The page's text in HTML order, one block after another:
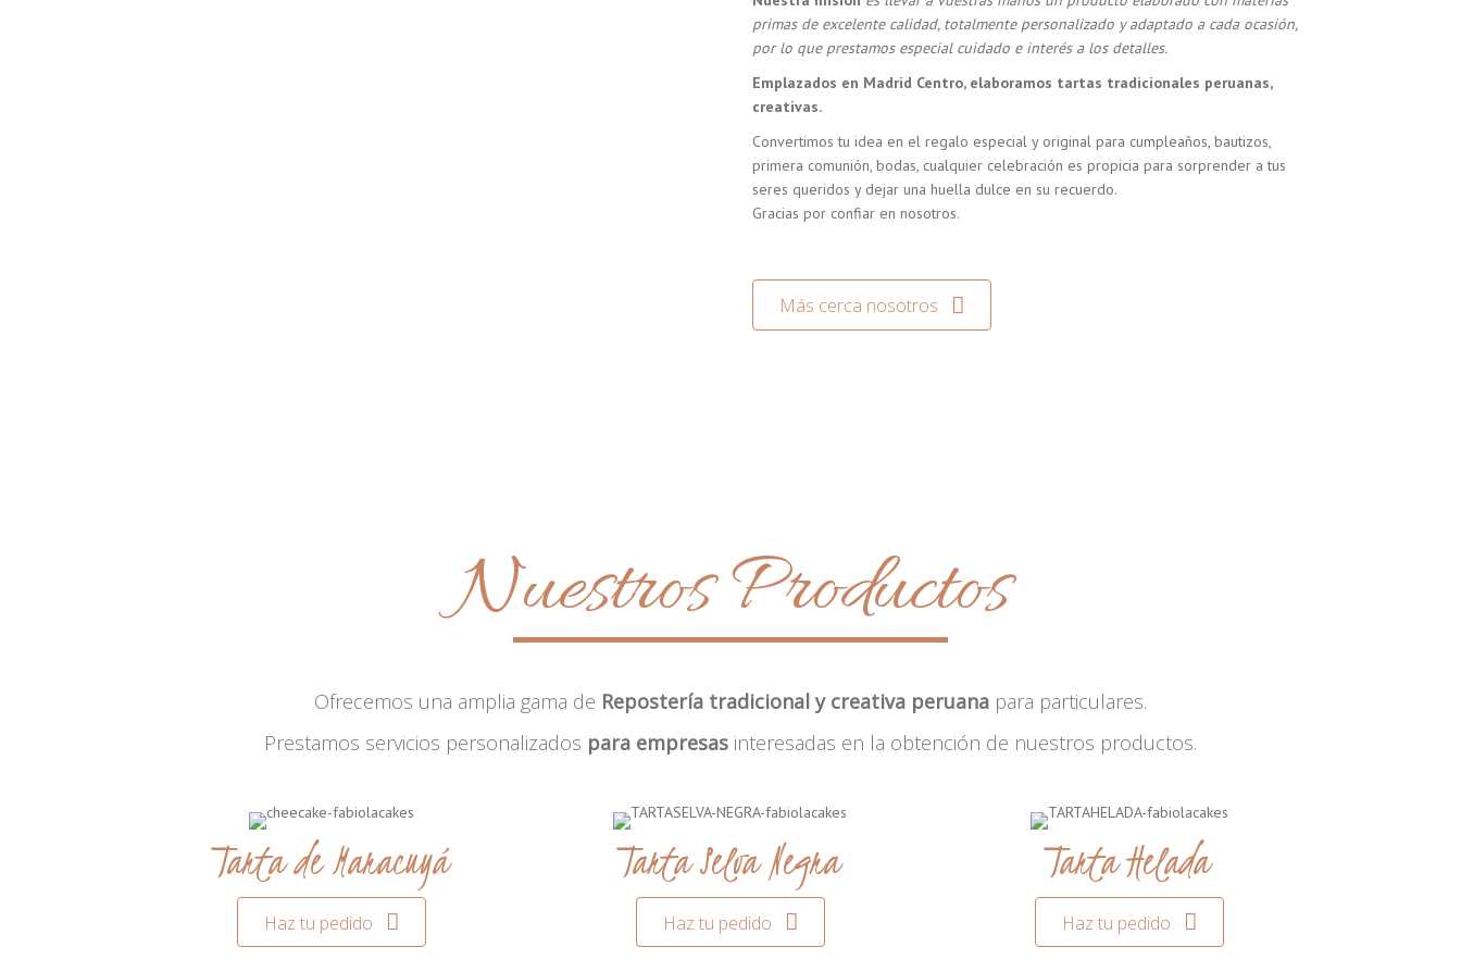
primas de excelente calidad, totalmente personalizado y adaptado a cada ocasión,
por lo que prestamos especial cuidado e interés a los detalles.
Emplazados en Madrid Centro, elaboramos tartas tradicionales peruanas,
creativas.
Convertimos tu idea en el regalo especial y original para cumpleaños, bautizos,
primera comunión, bodas, cualquier celebración es propicia para sorprender a tus
seres queridos y dejar una huella dulce en su recuerdo.
Gracias por confiar en nosotros.
Más cerca nosotros
Nuestros Productos
Ofrecemos una amplia gama de Repostería tradicional y creativa peruana para particulares.
Prestamos servicios personalizados para empresas interesadas en la obtención de nuestros productos.
Tarta de Maracuyá
Haz tu pedido
Tarta Selva Negra
Haz tu pedido
Tarta Helada
Haz tu pedido